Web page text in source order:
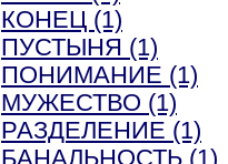
КОНЕЦ (1)
ПУСТЫНЯ (1)
ПОНИМАНИЕ (1)
МУЖЕСТВО (1)
РАЗДЕЛЕНИЕ (1)
БАНАЛЬНОСТЬ (1)